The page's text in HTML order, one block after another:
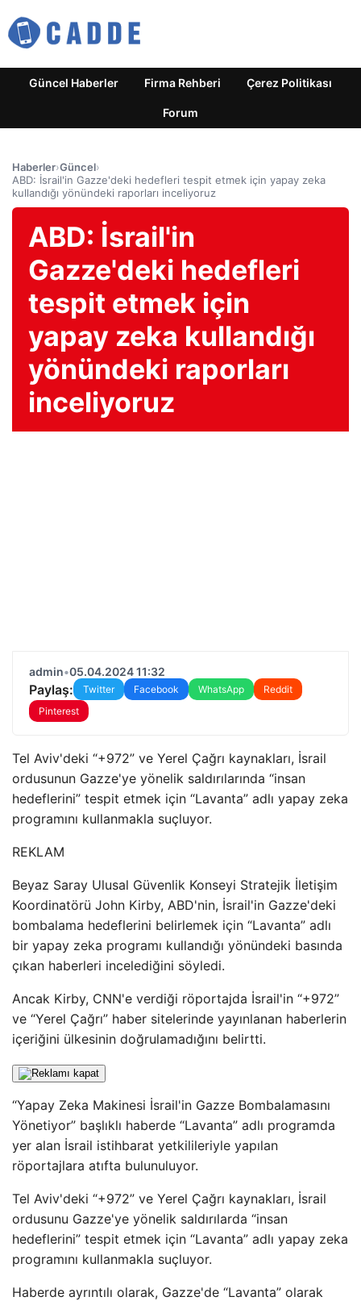
Güncel Haberler Firma Rehberi Çerez Politikası
Forum
Haberler›Güncel›
ABD: İsrail'in Gazze'deki hedefleri tespit etmek için yapay zeka
kullandığı yönündeki raporları inceliyoruz
ABD: İsrail'in
Gazze'deki hedefleri
tespit etmek için
yapay zeka kullandığı
yönündeki raporları
inceliyoruz
admin•05.04.2024 11:32
Paylaş: Twitter Facebook WhatsApp
Reddit
Pinterest
Tel Aviv'deki “+972” ve Yerel Çağrı kaynakları, İsrail
ordusunun Gazze'ye yönelik saldırılarında “insan
hedeflerini” tespit etmek için “Lavanta” adlı yapay zeka
programını kullanmakla suçluyor.
REKLAM
Beyaz Saray Ulusal Güvenlik Konseyi Stratejik İletişim
Koordinatörü John Kirby, ABD'nin, İsrail'in Gazze'deki
bombalama hedeflerini belirlemek için “Lavanta” adlı
bir yapay zeka programı kullandığı yönündeki basında
çıkan haberleri incelediğini söyledi.
Ancak Kirby, CNN'e verdiği röportajda İsrail'in “+972”
ve “Yerel Çağrı” haber sitelerinde yayınlanan haberlerin
içeriğini ülkesinin doğrulamadığını belirtti.
“Yapay Zeka Makinesi İsrail'in Gazze Bombalamasını
Yönetiyor” başlıklı haberde “Lavanta” adlı programda
yer alan İsrail istihbarat yetkilileriyle yapılan
röportajlara atıfta bulunuluyor.
Tel Aviv'deki “+972” ve Yerel Çağrı kaynakları, İsrail
ordusunu Gazze'ye yönelik saldırılarda “insan
hedeflerini” tespit etmek için “Lavanta” adlı yapay zeka
programını kullanmakla suçluyor.
Haberde ayrıntılı olarak, Gazze'de “Lavanta” olarak